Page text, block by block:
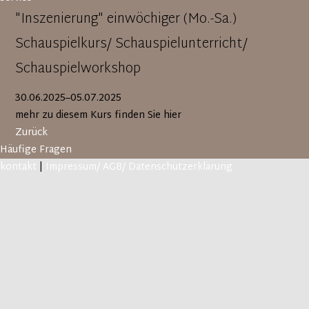
"Inszenierung" einwöchiger (Mo.-Sa.)
Schauspielkurs/ Schauspielunterricht/
Schauspielworkshop
30.06.2025–05.07.2025
mehr zu diesem Kurs finden Sie hier
Zurück
Häufige Fragen
kontakt | Impressum/ AGB/ Datenschutzerklärung